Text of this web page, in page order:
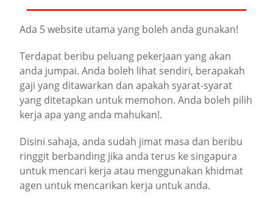
Ada 5 website utama yang boleh anda gunakan!
Terdapat beribu peluang pekerjaan yang akan
anda jumpai. Anda boleh lihat sendiri, berapakah
gaji yang ditawarkan dan apakah syarat-syarat
yang ditetapkan untuk memohon. Anda boleh pilih
kerja apa yang anda mahukan!.
Disini sahaja, anda sudah jimat masa dan beribu
ringgit berbanding jika anda terus ke singapura
untuk mencari kerja atau menggunakan khidmat
agen untuk mencarikan kerja untuk anda.